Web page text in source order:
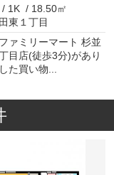
/ 1K / 18.50㎡
東１丁目
ァミリーマート 杉並
目店(徒歩3分)があり
た買い物...